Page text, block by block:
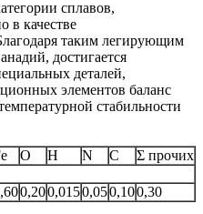
сплавов,
в качестве
таким легирующим
достигается
деталей,
элементов баланс
стабильности
O H N C
Σ прочих
0,200,0150,050,100,30